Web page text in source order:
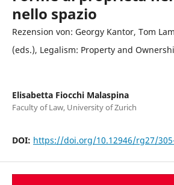
nello spazio
Rezension von: Georgy Kantor, Tom
(eds.), Legalism: Property and
Elisabetta Fiocchi Malaspina
Faculty of Law, University of Zurich
DOI: https://doi.org/10.12946/rg27/